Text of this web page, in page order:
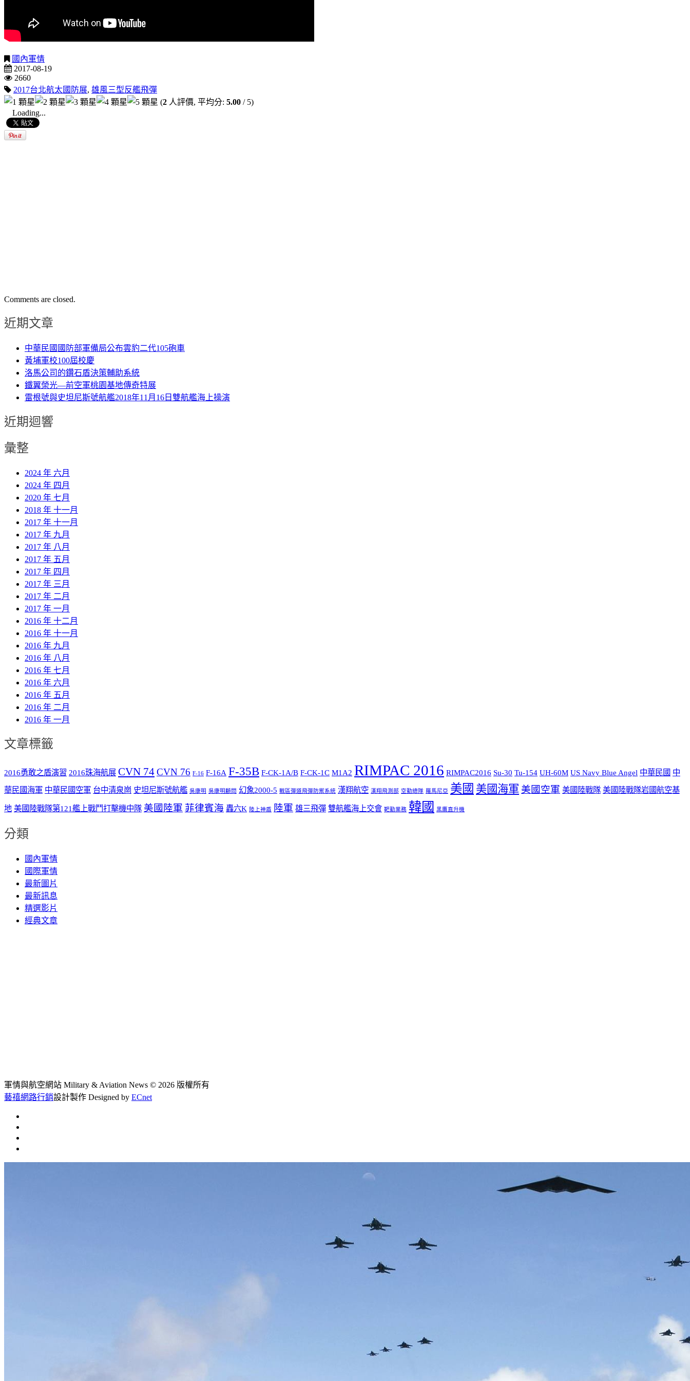
國內軍情
2017-08-19
2660
2017台北航太國防展, 雄風三型反艦飛彈
(2 人評價, 平均分: 5.00 / 5)
Loading...
Comments are closed.
近期文章
中華民國國防部軍備局公布雲豹二代105砲車
黃埔軍校100屆校慶
洛馬公司的鑽石盾決策輔助系統
鐵翼榮光—前空軍桃園基地傳奇特展
雷根號與史坦尼斯號航艦2018年11月16日雙航艦海上操演
近期迴響
彙整
2024 年 六月
2024 年 四月
2020 年 七月
2018 年 十一月
2017 年 十一月
2017 年 九月
2017 年 八月
2017 年 五月
2017 年 四月
2017 年 三月
2017 年 二月
2017 年 一月
2016 年 十二月
2016 年 十一月
2016 年 九月
2016 年 八月
2016 年 七月
2016 年 六月
2016 年 五月
2016 年 二月
2016 年 一月
文章標籤
2016勇敢之盾演習 2016珠海航展 CVN 74CVN 76 F-16 F-16A F-35B F-CK-1A/B F-CK-1C M1A2 RIMPAC 2016 RIMPAC2016 Su-30 Tu-154 UH-60M US Navy Blue Angel 中華民國 中
華民國海軍 中華民國空軍 台中清泉崗 史坦尼斯號航艦 吳康明 吳康明顧問 幻象2000-5 戰區彈道飛彈防禦系統 漢翔航空 漢翔飛測部 空勤總隊 羅馬尼亞 美國 美國海軍 美國空軍 美國陸戰隊 美國陸戰隊岩國航空基
地 美國陸戰隊第121艦上戰鬥打擊機中隊 美國陸軍 菲律賓海 轟六K 陸上神盾 陸軍 雄三飛彈 雙航艦海上交會 靶勤業務 韓國 黑鷹直升機
分類
國內軍情
國際軍情
最新圖片
最新訊息
精選影片
經典文章
軍情與航空網站 Military & Aviation News © 2026 版權所有
藝禧網路行銷設計製作 Designed by ECnet